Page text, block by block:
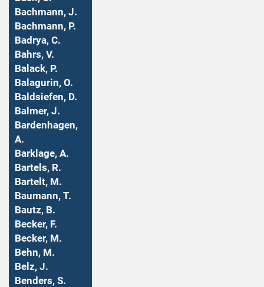
Bachmann, J.
Bachmann, P.
Badrya, C.
Bahrs, V.
Balack, P.
Balagurin, O.
Baldsiefen, D.
Balmer, J.
Bardenhagen,
A.
Barklage, A.
Bartels, R.
Bartelt, M.
Baumann, T.
Bautz, B.
Becker, F.
Becker, M.
Behn, M.
Belz, J.
Benders, S.